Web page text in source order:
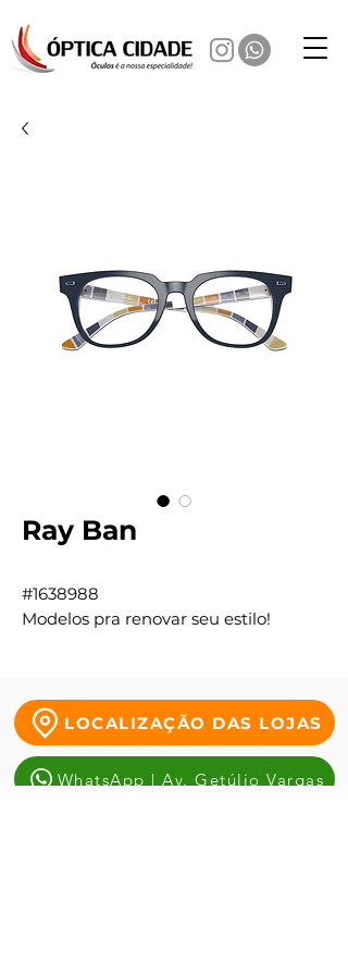
Ray Ban
#1638988
Modelos pra renovar seu estilo!
LOCALIZAÇÃO DAS LOJAS
WhatsApp | Av. Getúlio Vargas